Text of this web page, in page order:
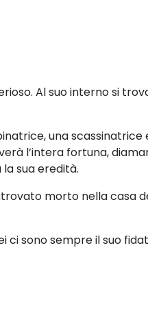
Al suo interno si
una scassinatrice
l’intera fortuna,
sua eredità.
morto nella casa
ci sono sempre il suo